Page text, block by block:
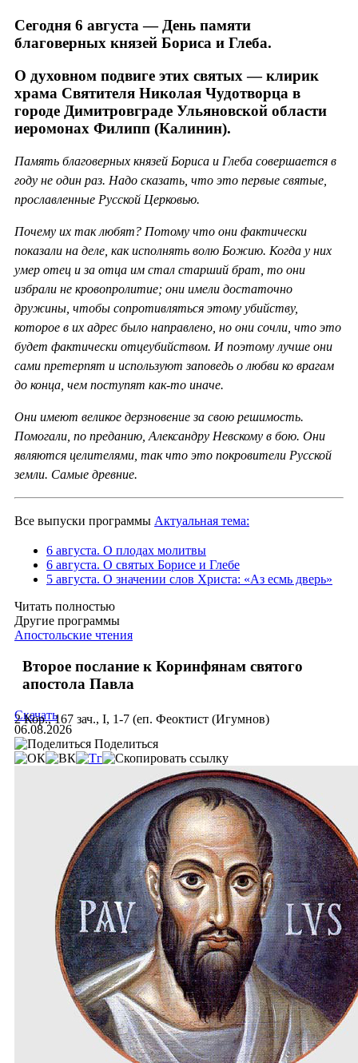
Сегодня 6 августа — День памяти
благоверных князей Бориса и Глеба.
О духовном подвиге этих святых — клирик
храма Святителя Николая Чудотворца в
городе Димитровграде Ульяновской области
иеромонах Филипп (Калинин).
Память благоверных князей Бориса и Глеба совершается в
году не один раз. Надо сказать, что это первые святые,
прославленные Русской Церковью.
Почему их так любят? Потому что они фактически
показали на деле, как исполнять волю Божию. Когда у них
умер отец и за отца им стал старший брат, то они
избрали не кровопролитие; они имели достаточно
дружины, чтобы сопротивляться этому убийству,
которое в их адрес было направлено, но они сочли, что это
будет фактически отцеубийством. И поэтому лучше они
сами претерпят и используют заповедь о любви ко врагам
до конца, чем поступят как-то иначе.
Они имеют великое дерзновение за свою решимость.
Помогали, по преданию, Александру Невскому в бою. Они
являются целителями, так что это покровители Русской
земли. Самые древние.
Все выпуски программы Актуальная тема:
6 августа. О плодах молитвы
6 августа. О святых Борисе и Глебе
5 августа. О значении слов Христа: «Аз есмь дверь»
Читать полностью
Другие программы
Апостольские чтения
Второе послание к Коринфянам святого
апостола Павла
2 Кор., 167 зач., I, 1-7 (еп. Феоктист (Игумнов)
Скачать
06.08.2026
Поделиться